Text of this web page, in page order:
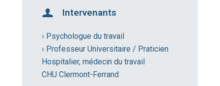
Intervenants
› Psychologue du travail
› Professeur Universitaire / Praticien
Hospitalier, médecin du travail
CHU Clermont-Ferrand